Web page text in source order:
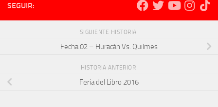
SEGUIR:
SIGUIENTE HISTORIA
Fecha 02 – Huracán Vs. Quilmes
HISTORIA ANTERIOR
Feria del Libro 2016